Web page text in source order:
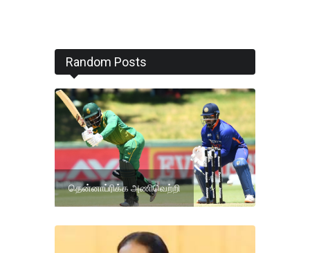
Random Posts
தென்னாப்ரிக்க அணிவெற்றி